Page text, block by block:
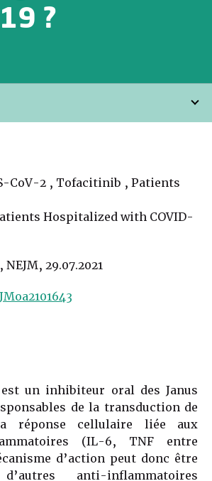
?
CoV-2 , Tofacitinib , Patients
Hospitalized with COVID-
29.07.2021
un inhibiteur oral des Janus
de la transduction de
réponse cellulaire liée aux
(IL-6, TNF entre
d’action peut donc être
anti-inflammatoires